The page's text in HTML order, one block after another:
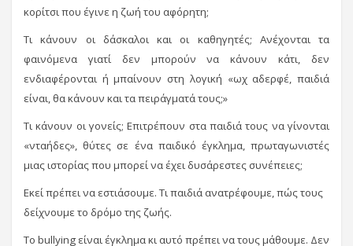
κορίτσι που έγινε η ζωή του αφόρητη;
Τι κάνουν οι δάσκαλοι και οι καθηγητές; Ανέχονται τα
φαινόμενα γιατί δεν μπορούν να κάνουν κάτι, δεν
ενδιαφέρονται ή μπαίνουν στη λογική «ωχ αδερφέ, παιδιά
είναι, θα κάνουν και τα πειράγματά τους;»
Τι κάνουν οι γονείς; Επιτρέπουν στα παιδιά τους να γίνονται
«νταήδες», θύτες σε ένα παιδικό έγκλημα, πρωταγωνιστές
μιας ιστορίας που μπορεί να έχει δυσάρεστες συνέπειες;
Εκεί πρέπει να εστιάσουμε. Τι παιδιά ανατρέφουμε, πώς τους
δείχνουμε το δρόμο της ζωής.
Το bullying είναι έγκλημα κι αυτό πρέπει να τους μάθουμε. Δεν